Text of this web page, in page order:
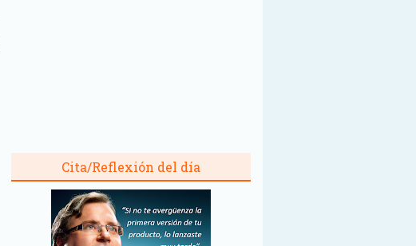
Cita/Reflexión del día